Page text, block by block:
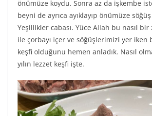
önümüze koydu. Sonra az da işkembe
beyni de ayrıca ayıklayıp önümüze söğüş
Yeşillikler cabası. Yüce Allah bu nasıl
ile çorbayı içer ve söğüşlerimizi yer iken
keşfi olduğunu hemen anladık. Nasıl
yılın lezzet keşfi işte.